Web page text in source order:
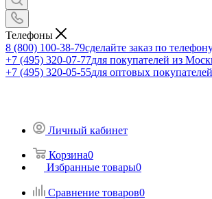
Телефоны
8 (800) 100-38-79сделайте заказ по
+7 (495) 320-07-77для покупателей из
+7 (495) 320-05-55для оптовых покупателей
Личный кабинет
Корзина0
Избранные товары0
Сравнение товаров0